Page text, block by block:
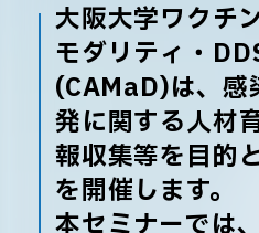
大阪大学ワクチ
モダリティ・
(CAMaD)は、感
発に関する人材
報収集等を目的
を開催します。